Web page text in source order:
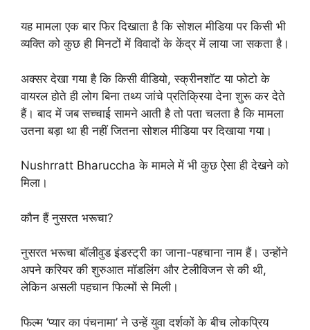
यह मामला एक बार फिर दिखाता है कि सोशल मीडिया पर किसी भी
व्यक्ति को कुछ ही मिनटों में विवादों के केंद्र में लाया जा सकता है।
अक्सर देखा गया है कि किसी वीडियो, स्क्रीनशॉट या फोटो के
वायरल होते ही लोग बिना तथ्य जांचे प्रतिक्रिया देना शुरू कर देते
हैं। बाद में जब सच्चाई सामने आती है तो पता चलता है कि मामला
उतना बड़ा था ही नहीं जितना सोशल मीडिया पर दिखाया गया।
Nushrratt Bharuccha के मामले में भी कुछ ऐसा ही देखने को
मिला।
कौन हैं नुसरत भरूचा?
नुसरत भरूचा बॉलीवुड इंडस्ट्री का जाना-पहचाना नाम हैं। उन्होंने
अपने करियर की शुरुआत मॉडलिंग और टेलीविजन से की थी,
लेकिन असली पहचान फिल्मों से मिली।
फिल्म ‘प्यार का पंचनामा’ ने उन्हें युवा दर्शकों के बीच लोकप्रिय